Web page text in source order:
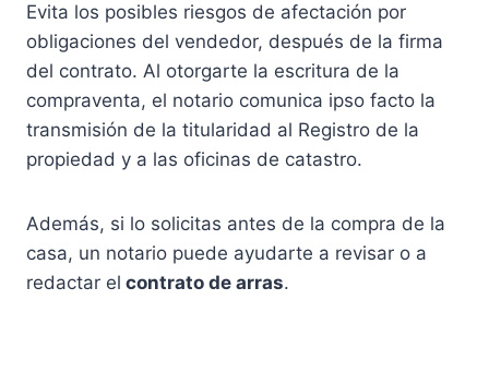
Evita los posibles riesgos de afectación por
obligaciones del vendedor, después de la firma
del contrato. Al otorgarte la escritura de la
compraventa, el notario comunica ipso facto la
transmisión de la titularidad al Registro de la
propiedad y a las oficinas de catastro.
Además, si lo solicitas antes de la compra de la
casa, un notario puede ayudarte a revisar o a
redactar el contrato de arras.